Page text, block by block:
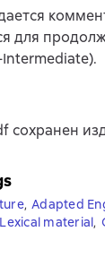
для
Intermediate).
сохранен
, Adapted
Lexical material,